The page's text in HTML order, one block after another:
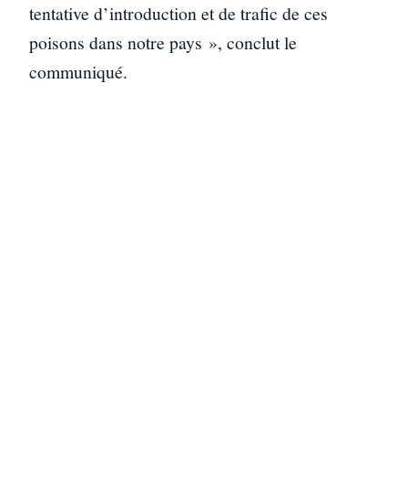
tentative d’introduction et de trafic de ces
poisons dans notre pays », conclut le
communiqué.